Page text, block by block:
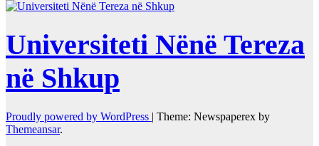
Universiteti Nënë Tereza
në Shkup
Proudly powered by WordPress | Theme: Newspaperex by
Themeansar.